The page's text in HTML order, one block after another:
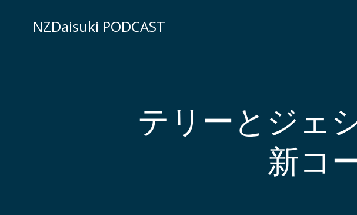
NZDaisuki PODCAST
テリーとジェ
新コ